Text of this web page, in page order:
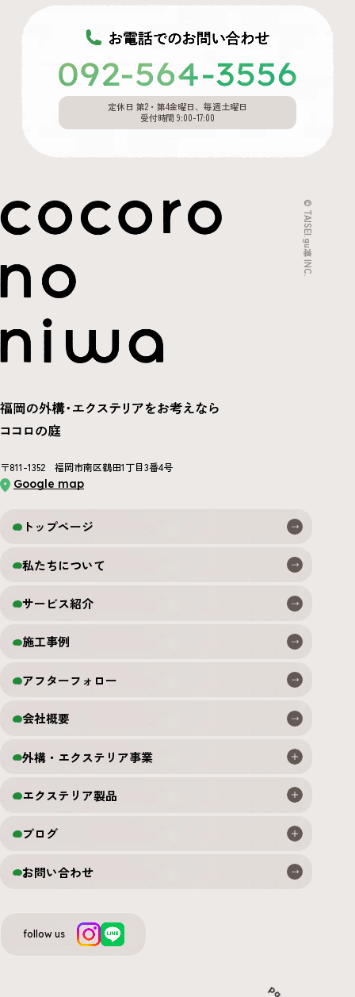
定休日 第2・第4金曜日、毎週土曜日
受付時間 9:00-17:00
〒811-1352 福岡市南区鶴田1丁目3番4号
Google map
© TAISEI.gu凛 INC.
トップページ
私たちについて
サービス紹介
施工事例
アフターフォロー
会社概要
外構・エクステリア事業
エクステリア製品
ブログ
お問い合わせ
follow us